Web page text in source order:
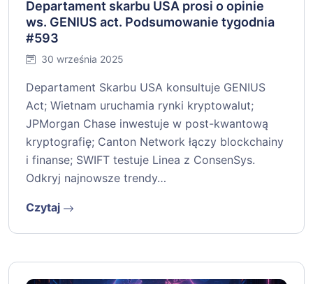
Departament skarbu USA prosi o opinie
ws. GENIUS act. Podsumowanie tygodnia
#593
30 września 2025
Departament Skarbu USA konsultuje GENIUS
Act; Wietnam uruchamia rynki kryptowalut;
JPMorgan Chase inwestuje w post-kwantową
kryptografię; Canton Network łączy blockchainy
i finanse; SWIFT testuje Linea z ConsenSys.
Odkryj najnowsze trendy…
Czytaj